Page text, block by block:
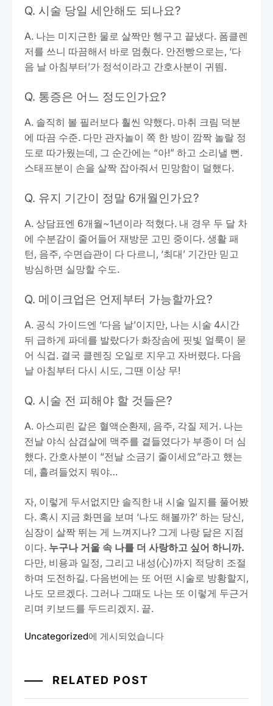
Q. 시술 당일 세안해도 되나요?
A. 나는 미지근한 물로 살짝만 헹구고 끝냈다. 폼클렌
저를 쓰니 따끔해서 바로 멈췄다. 안전빵으로는, ‘다
음 날 아침부터’가 정석이라고 간호사분이 귀띔.
Q. 통증은 어느 정도인가요?
A. 솔직히 볼 필러보다 훨씬 약했다. 마취 크림 덕분
에 따끔 수준. 다만 관자놀이 쪽 한 방이 깜짝 놀랄 정
도로 따가웠는데, 그 순간에는 “아!” 하고 소리낼 뻔.
스태프분이 손을 살짝 잡아줘서 민망함이 덜했다.
Q. 유지 기간이 정말 6개월인가요?
A. 상담표엔 6개월~1년이라 적혔다. 내 경우 두 달 차
에 수분감이 줄어들어 재방문 고민 중이다. 생활 패
턴, 음주, 수면습관이 다 다르니, ‘최대’ 기간만 믿고
방심하면 실망할 수도.
Q. 메이크업은 언제부터 가능할까요?
A. 공식 가이드엔 ‘다음 날’이지만, 나는 시술 4시간
뒤 급하게 파데를 발랐다가 화장솜에 핏빛 얼룩이 묻
어 식겁. 결국 클렌징 오일로 지우고 자버렸다. 다음
날 아침부터 다시 시도, 그땐 이상 무!
Q. 시술 전 피해야 할 것들은?
A. 아스피린 같은 혈액순환제, 음주, 각질 제거. 나는
전날 야식 삼겹살에 맥주를 곁들였다가 부종이 더 심
했다. 간호사분이 “전날 소금기 줄이세요”라고 했는
데, 흘려들었지 뭐야…
자, 이렇게 두서없지만 솔직한 내 시술 일지를 풀어봤
다. 혹시 지금 화면을 보며 ‘나도 해볼까?’ 하는 당신,
심장이 살짝 뛰는 게 느껴지나? 그게 나랑 닮은 지점
이다. 누구나 거울 속 나를 더 사랑하고 싶어 하니까.
다만, 비용과 일정, 그리고 내성(心)까지 적당히 조절
하며 도전하길. 다음번에는 또 어떤 시술로 방황할지,
나도 모르겠다. 그러나 그때도 나는 또 이렇게 두근거
리며 키보드를 두드리겠지. 끝.
Uncategorized에 게시되었습니다
RELATED POST